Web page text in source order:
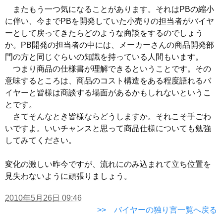
またもう一つ気になることがあります。それはPBの縮小
に伴い、今までPBを開発していた小売りの担当者がバイヤ
ーとして戻ってきたらどのような商談をするのでしょう
か。PB開発の担当者の中には、メーカーさんの商品開発部
門の方と同じぐらいの知識を持っている人間もいます。
つまり商品の仕様書が理解できるということです。その
意味するところは、商品のコスト構造をある程度語れるバ
イヤーと皆様は商談する場面があるかもしれないというこ
とです。
さてそんなとき皆様ならどうしますか。それこそ手ごわ
いですよ。いいチャンスと思って商品仕様についても勉強
してみてください。
変化の激しい昨今ですが、流れにのみ込まれて立ち位置を
見失わないように頑張りましょう。
2010年5月26日 09:46
>> バイヤーの独り言一覧へ戻る